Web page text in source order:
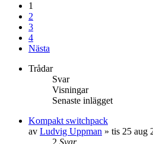
1
2
3
4
Nästa
Trådar
Svar
Visningar
Senaste inlägget
Kompakt switchpack
av Ludvig Uppman » tis 25 aug
2 Svar